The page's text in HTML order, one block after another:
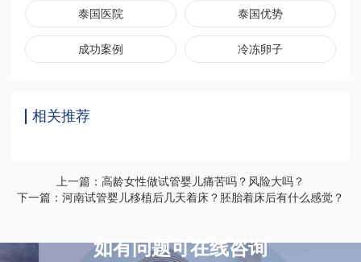
泰国医院 泰国优势
成功案例 冷冻卵子
相关推荐
上一篇：高龄女性做试管婴儿痛苦吗？风险大吗？
下一篇：河南试管婴儿移植后几天着床？胚胎着床后有什么感觉？
如有问题可在线咨询